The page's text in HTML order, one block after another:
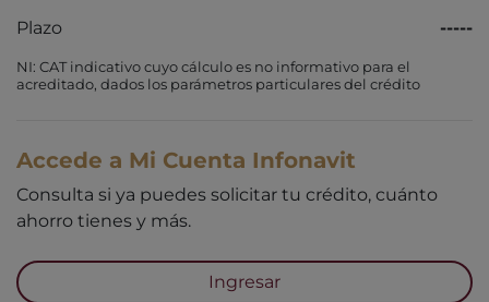
Plazo -----
NI: CAT indicativo cuyo cálculo es no informativo para el
acreditado, dados los parámetros particulares del crédito
Accede a Mi Cuenta Infonavit
Consulta si ya puedes solicitar tu crédito, cuánto
ahorro tienes y más.
Ingresar